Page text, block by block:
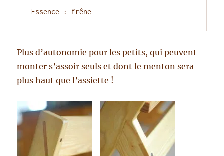
Essence : frêne
Plus d’autonomie pour les petits, qui peuvent
monter s’assoir seuls et dont le menton sera
plus haut que l’assiette !